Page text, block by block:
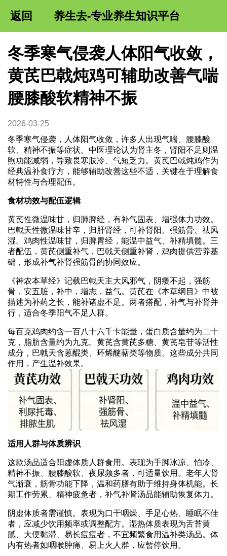
返回 养生去-专业养生知识平台
冬季寒气侵袭人体阳气收敛，
黄芪巴戟炖鸡可辅助改善气喘
腰膝酸软精神不振
2026-03-25
冬季寒气侵袭，人体阳气收敛，许多人出现气喘、腰膝酸
软、精神不振等症状。中医理论认为肾主冬，肾阳不足则温
煦功能减弱，导致畏寒肢冷、气短乏力。黄芪巴戟炖鸡作为
经典温补食疗方，能够辅助改善这些不适，关键在于理解食
材特性与合理配伍。
食材功效与配伍逻辑
黄芪性微温味甘，归肺脾经，有补气固表、增强体力功效。
巴戟天性微温味甘辛，归肝肾经，可补肾阳、强筋骨、祛风
湿。鸡肉性温味甘，归脾胃经，能温中益气、补精填髓。三
者配伍，黄芪侧重补气，巴戟天侧重补肾，鸡肉提供营养基
础，形成补气补肾强筋骨的协同效应。
《神农本草经》记载巴戟天主大风邪气，阴痿不起，强筋
骨，安五脏，补中，增志，益气。黄芪在《本草纲目》中被
描述为补药之长，能补诸虚不足。两者搭配，补气与补肾并
行，适合冬季阳气不足人群。
每百克鸡肉约含一百八十六千卡能量，蛋白质含量约为二十
克，脂肪含量约为九克。黄芪含黄芪多糖、黄芪皂苷等活性
成分，巴戟天含蒽醌类、环烯醚萜类等物质。这些成分共同
作用，产生温补效果。
适用人群与体质辨识
这款汤品适合阳虚体质人群食用。表现为手脚冰凉、怕冷、
精神不振、腰膝酸软、夜尿频多者，可适量饮用。老年人肾
气渐衰，筋骨功能下降，温和药膳有助于维持身体机能。长
期工作劳累、精神疲惫者，补气补肾汤品能辅助恢复体力。
阴虚体质者需谨慎。表现为口干咽燥、手足心热、睡眠不佳
者，应减少饮用频率或调整配方。湿热体质表现为舌苔黄
腻、大便黏滞、易长痘痘者，不宜频繁食用温补类汤品。体
内有热者如咽喉肿痛、易上火人群，应暂停饮用。